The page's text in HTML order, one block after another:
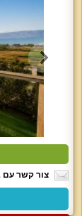
צור קשר עם